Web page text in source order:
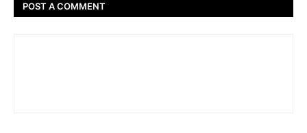
POST A COMMENT